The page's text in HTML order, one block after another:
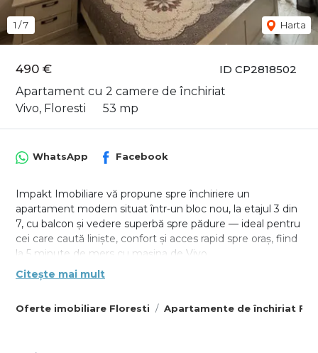
ID CP2818502
490 €
Apartament cu 2 camere de închiriat
Vivo, Floresti
53 mp
1 /7 Harta
Oferte imobiliare Floresti Apartamente de închiriat
WhatsApp Facebook
Impakt Imobiliare vă propune spre închiriere un
apartament modern situat într-un bloc nou, la etajul 3 din
7, cu balcon și vedere superbă spre pădure — ideal pentru
cei care caută liniște, confort și acces rapid spre oraș, fiind
la 5 minute de mers cu mașina de Vivo.
Suprafață utilă: 53 mp
Etaj: 3 / 7
Citește mai mult